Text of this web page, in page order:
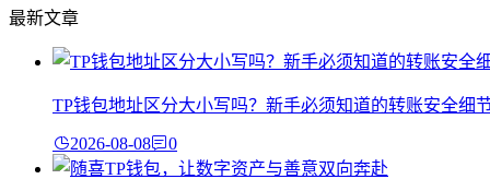
最新文章
TP钱包地址区分大小写吗？新手必须知道的转账安全细
2026-08-08 0